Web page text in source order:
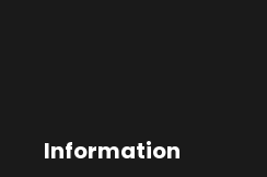
Information